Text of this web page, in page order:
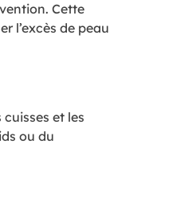
Cette
l’excès de peau
et les
ou du